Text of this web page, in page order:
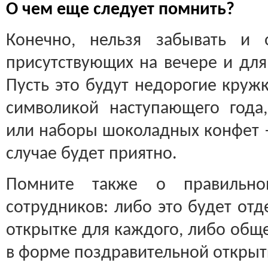
О чем еще следует помнить?
Конечно, нельзя забывать и
присутствующих на вечере и
Пусть это будут недорогие
символикой наступающего
или наборы шоколадных конфет
случае будет приятно.
Помните также о
сотрудников: либо это будет
открытке для каждого, либо
в форме поздравительной